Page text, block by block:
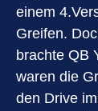
einem
Greifen.
brachte QB
waren die
den Drive